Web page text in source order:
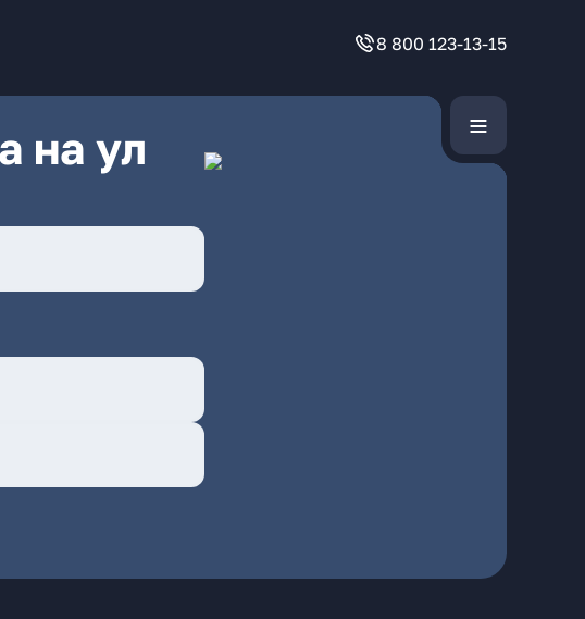
8 800 123-13-15
на ул